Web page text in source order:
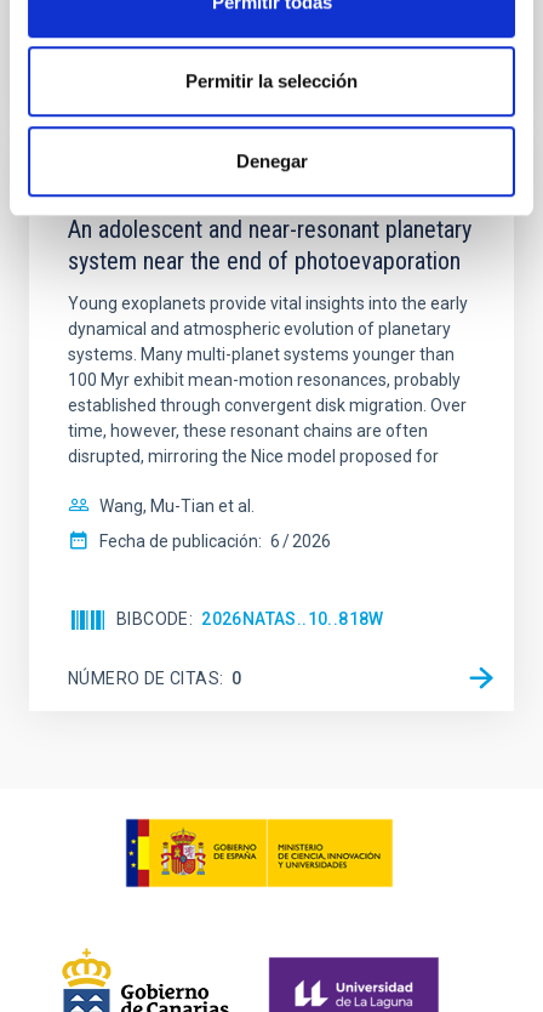
Permitir la selección
Denegar
NÚMERO DE CITAS 7
An adolescent and near-resonant planetary
system near the end of photoevaporation
Young exoplanets provide vital insights into the early
dynamical and atmospheric evolution of planetary
systems. Many multi-planet systems younger than
100 Myr exhibit mean-motion resonances, probably
established through convergent disk migration. Over
time, however, these resonant chains are often
disrupted, mirroring the Nice model proposed for
Wang, Mu-Tian et al.
Fecha de publicación: 6 2026
BIBCODE 2026NATAS..10..818W
NÚMERO DE CITAS 0